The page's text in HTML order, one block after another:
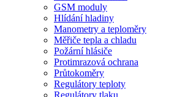
GSM moduly
Hlídání hladiny
Manometry a teploměry
Měřiče tepla a chladu
Požární hlásiče
Protimrazová ochrana
Průtokoměry
Regulátory teploty
Regulátory tlaku